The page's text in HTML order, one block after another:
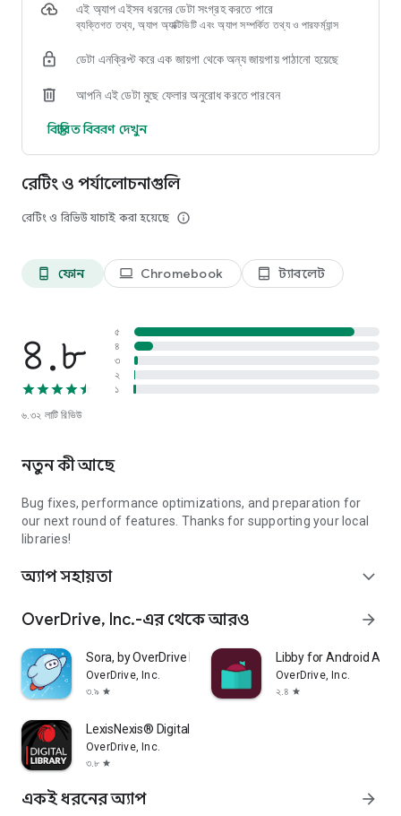
ডিজিটালভাবে বই পেতে সাহায্য করার জন্য OverDrive লিবি তৈরি করেছে।
আজই লিবি ডাউনলোড করুন এবং আপনার লাইব্রেরি থেকে ই-বুক, অডিওবুক এবং
এই অ্যাপ এইসব ধরনের ডেটা সংগ্রহ করতে পারে
ব্যক্তিগত তথ্য, অ্যাপ অ্যাক্টিভিটি এবং অ্যাপ সম্পর্কিত তথ্য ও পারফর্ম্যান্স
ডেটা এনক্রিপ্ট করে এক জায়গা থেকে অন্য জায়গায় পাঠানো হয়েছে
আপনি এই ডেটা মুছে ফেলার অনুরোধ করতে পারবেন
বিস্তারিত বিবরণ দেখুন
রেটিং ও পর্যালোচনাগুলি
রেটিং ও রিভিউ যাচাই করা হয়েছে info_outline
phone_android ফোন laptop Chromebook tablet_android ট্যাবলেট
৪.৮
৬.৩২ লাটি রিভিউ
৫
৪
৩
২
১
নতুন কী আছে
Bug fixes, performance optimizations, and preparation for
our next round of features. Thanks for supporting your local
libraries!
অ্যাপ সহায়তা expand_more
OverDrive, Inc.-এর থেকে আরও arrow_forward
Sora, by OverDrive Education
OverDrive, Inc.
৩.৯ star
Libby for Android
OverDrive, Inc.
২.৪ star
LexisNexis® Digital Library
OverDrive, Inc.
৩.৮ star
একই ধরনের অ্যাপ arrow_forward